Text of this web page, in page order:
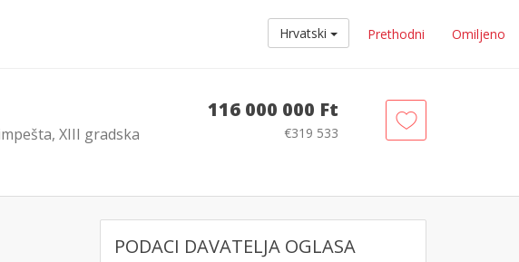
Hrvatski Prethodni Omiljeno
XIII gradska
116 000 000 Ft
€319 533
PODACI DAVATELJA OGLASA